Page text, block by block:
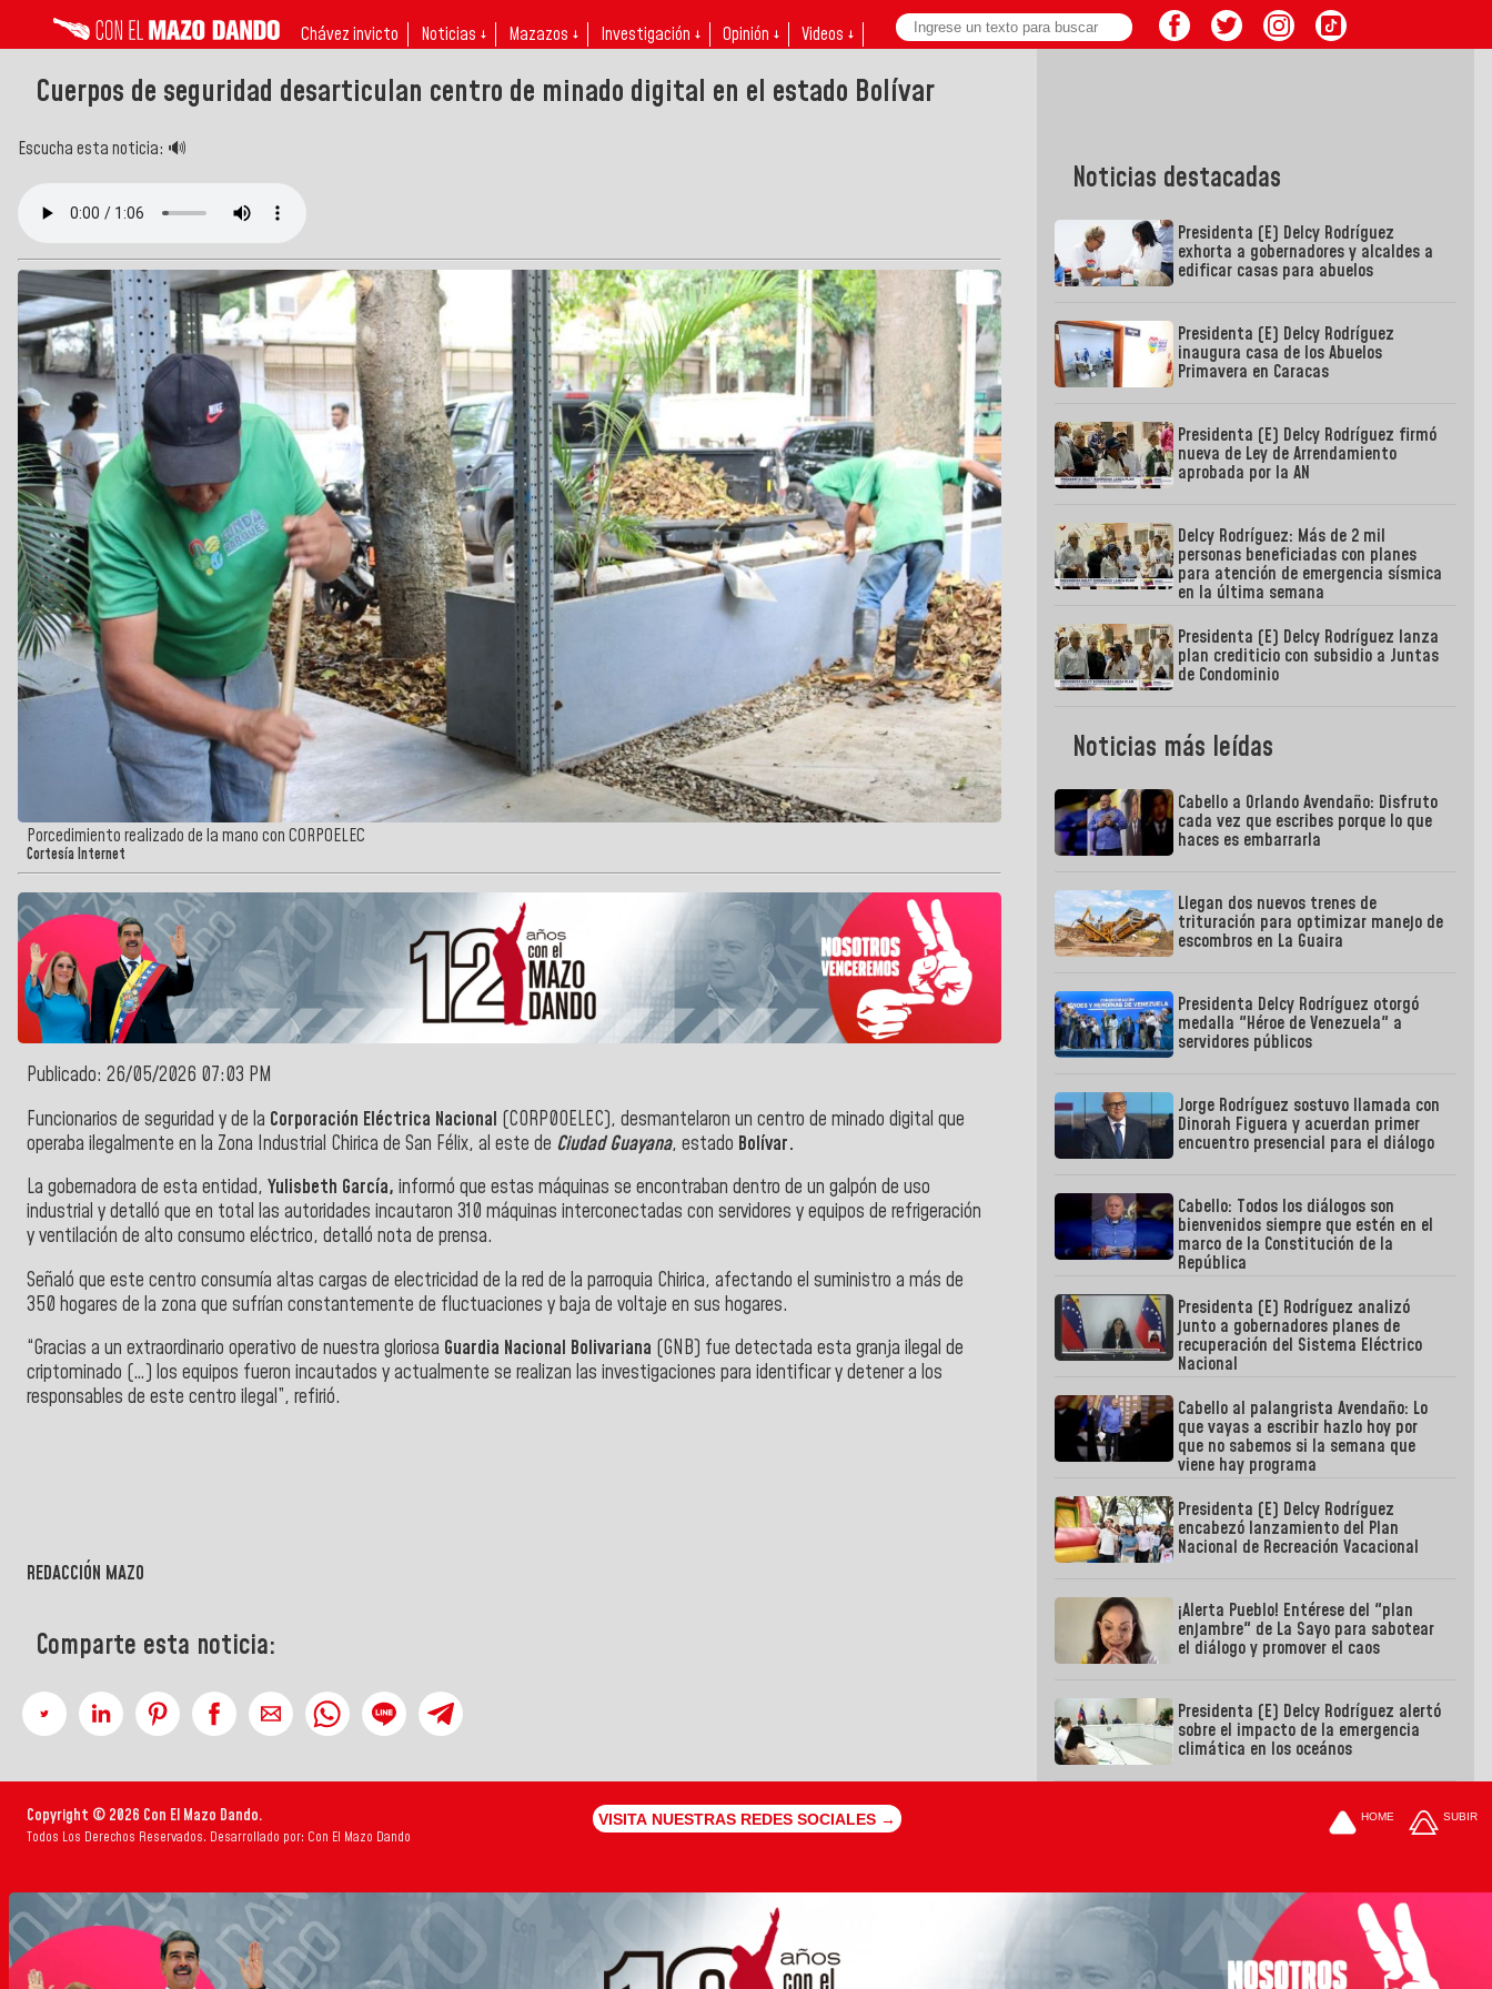
Chávez invicto Noticias ↓ Mazazos ↓ Investigación ↓ Opinión ↓ Videos ↓
Cuerpos de seguridad desarticulan centro de minado digital en el estado Bolívar
Escucha esta noticia: 🔊
Porcedimiento realizado de la mano con CORPOELEC
Cortesía Internet
Publicado: 26/05/2026 07:03 PM
Funcionarios de seguridad y de la Corporación Eléctrica Nacional (CORP0OELEC), desmantelaron un centro de minado digital que
operaba ilegalmente en la Zona Industrial Chirica de San Félix, al este de Ciudad Guayana, estado Bolívar.
La gobernadora de esta entidad, Yulisbeth García, informó que estas máquinas se encontraban dentro de un galpón de uso
industrial y detalló que en total las autoridades incautaron 310 máquinas interconectadas con servidores y equipos de refrigeración
y ventilación de alto consumo eléctrico, detalló nota de prensa.
Señaló que este centro consumía altas cargas de electricidad de la red de la parroquia Chirica, afectando el suministro a más de
350 hogares de la zona que sufrían constantemente de fluctuaciones y baja de voltaje en sus hogares.
“Gracias a un extraordinario operativo de nuestra gloriosa Guardia Nacional Bolivariana (GNB) fue detectada esta granja ilegal de
criptominado (…) los equipos fueron incautados y actualmente se realizan las investigaciones para identificar y detener a los
responsables de este centro ilegal”, refirió.
REDACCIÓN MAZO
Comparte esta noticia:
Noticias destacadas
Presidenta (E) Delcy Rodríguez
exhorta a gobernadores y alcaldes a
edificar casas para abuelos
Presidenta (E) Delcy Rodríguez
inaugura casa de los Abuelos
Primavera en Caracas
Presidenta (E) Delcy Rodríguez firmó
nueva de Ley de Arrendamiento
aprobada por la AN
Delcy Rodríguez: Más de 2 mil
personas beneficiadas con planes
para atención de emergencia sísmica
en la última semana
Presidenta (E) Delcy Rodríguez lanza
plan crediticio con subsidio a Juntas
de Condominio
Noticias más leídas
Cabello a Orlando Avendaño: Disfruto
cada vez que escribes porque lo que
haces es embarrarla
Llegan dos nuevos trenes de
trituración para optimizar manejo de
escombros en La Guaira
Presidenta Delcy Rodríguez otorgó
medalla "Héroe de Venezuela" a
servidores públicos
Jorge Rodríguez sostuvo llamada con
Dinorah Figuera y acuerdan primer
encuentro presencial para el diálogo
Cabello: Todos los diálogos son
bienvenidos siempre que estén en el
marco de la Constitución de la
República
Presidenta (E) Rodríguez analizó
junto a gobernadores planes de
recuperación del Sistema Eléctrico
Nacional
Cabello al palangrista Avendaño: Lo
que vayas a escribir hazlo hoy por
que no sabemos si la semana que
viene hay programa
Presidenta (E) Delcy Rodríguez
encabezó lanzamiento del Plan
Nacional de Recreación Vacacional
¡Alerta Pueblo! Entérese del "plan
enjambre" de La Sayo para sabotear
el diálogo y promover el caos
Presidenta (E) Delcy Rodríguez alertó
sobre el impacto de la emergencia
climática en los oceános
Copyright © 2026 Con El Mazo Dando.
Todos Los Derechos Reservados. Desarrollado por: Con El Mazo Dando
VISITA NUESTRAS REDES SOCIALES → HOME SUBIR